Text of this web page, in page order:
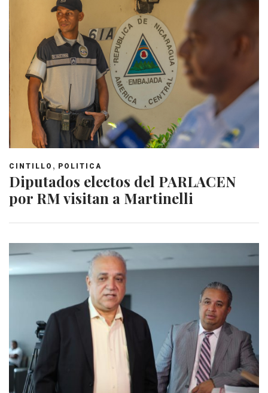
CINTILLO , POLITICA
Diputados electos del PARLACEN
por RM visitan a Martinelli